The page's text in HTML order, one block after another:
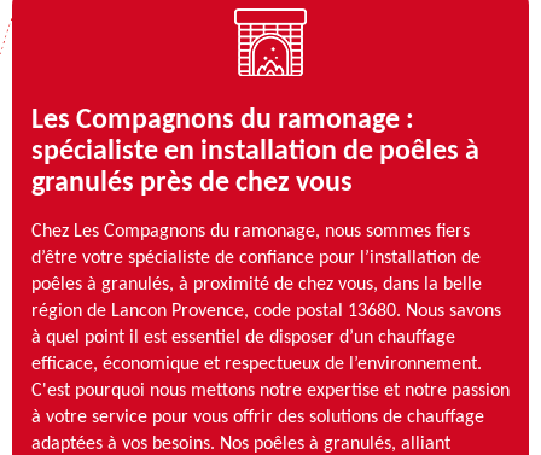
Les Compagnons du ramonage :
spécialiste en installation de poêles à
granulés près de chez vous
Chez Les Compagnons du ramonage, nous sommes fiers
d’être votre spécialiste de confiance pour l’installation de
poêles à granulés, à proximité de chez vous, dans la belle
région de Lancon Provence, code postal 13680. Nous savons
à quel point il est essentiel de disposer d’un chauffage
efficace, économique et respectueux de l’environnement.
C'est pourquoi nous mettons notre expertise et notre passion
à votre service pour vous offrir des solutions de chauffage
adaptées à vos besoins. Nos poêles à granulés, alliant